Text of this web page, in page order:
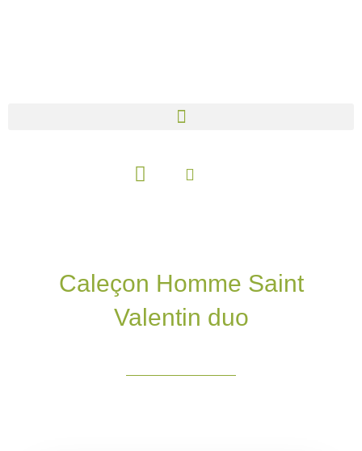
Panier
Caleçon Homme Saint
Valentin duo